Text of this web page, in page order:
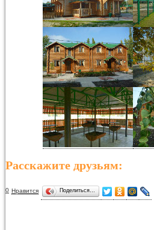
Расскажите друзьям:
0 Нравится Поделиться…